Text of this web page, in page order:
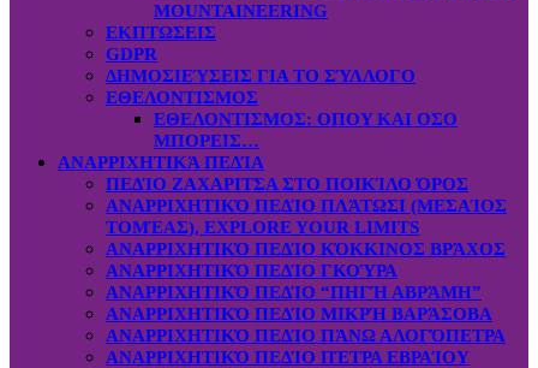
MOUNTAINEERING
ΕΚΠΤΩΣΕΙΣ
GDPR
ΔΗΜΟΣΙΕΎΣΕΙΣ ΓΙΑ ΤΟ ΣΎΛΛΟΓΟ
ΕΘΕΛΟΝΤΙΣΜΟΣ
ΕΘΕΛΟΝΤΙΣΜΟΣ: OΠOY KAI ΟΣΟ
ΜΠΟΡΕΙΣ…
ΑΝΑΡΡΙΧΗΤΙΚΆ ΠΕΔΊΑ
ΠΕΔΊΟ ΖΑΧΑΡΙΤΣΑ ΣΤΟ ΠΟΙΚΊΛΟ ΌΡΟΣ
ΑΝΑΡΡΙΧΗΤΙΚΌ ΠΕΔΊΟ ΠΛΆΤΩΣΙ (ΜΕΣΑΊΟΣ
ΤΟΜΈΑΣ), EXPLORE YOUR LIMITS
ΑΝΑΡΡΙΧΗΤΙΚΌ ΠΕΔΊΟ ΚΌΚΚΙΝΟΣ ΒΡΆΧΟΣ
ΑΝΑΡΡΙΧΗΤΙΚΌ ΠΕΔΊΟ ΓΚΟΎΡΑ
ΑΝΑΡΡΙΧΗΤΙΚΌ ΠΕΔΊΟ “ΠΗΓΉ ΑΒΡΆΜΗ”
ΑΝΑΡΡΙΧΗΤΙΚΌ ΠΕΔΊΟ ΜΙΚΡΉ ΒΑΡΆΣΟΒΑ
ΑΝΑΡΡΙΧΗΤΙΚΌ ΠΕΔΊΟ ΠΆΝΩ ΑΛΟΓΌΠΕΤΡΑ
ΑΝΑΡΡΙΧΗΤΙΚΌ ΠΕΔΊΟ ΠΈΤΡΑ ΕΒΡΑΊΟΥ